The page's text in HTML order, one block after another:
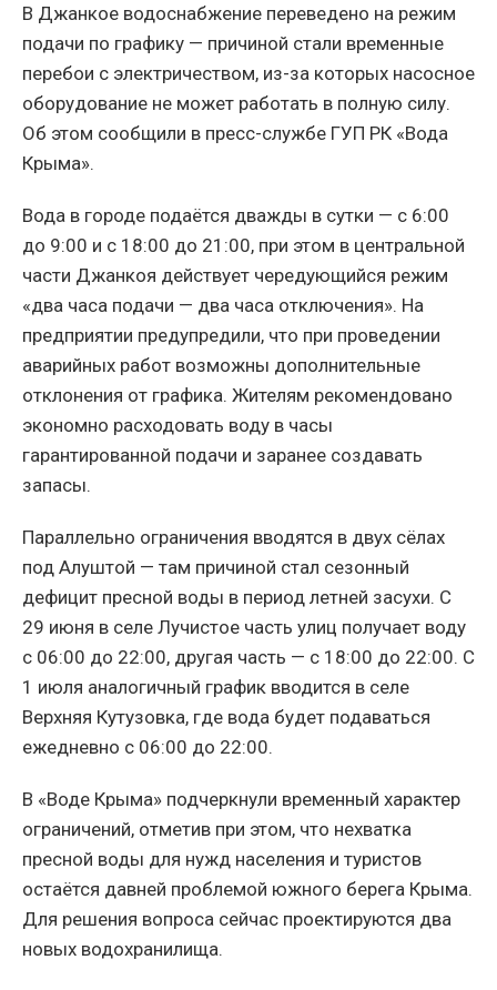
В Джанкое водоснабжение переведено на режим
подачи по графику — причиной стали временные
перебои с электричеством, из-за которых насосное
оборудование не может работать в полную силу.
Об этом сообщили в пресс-службе ГУП РК «Вода
Крыма».
Вода в городе подаётся дважды в сутки — с 6:00
до 9:00 и с 18:00 до 21:00, при этом в центральной
части Джанкоя действует чередующийся режим
«два часа подачи — два часа отключения». На
предприятии предупредили, что при проведении
аварийных работ возможны дополнительные
отклонения от графика. Жителям рекомендовано
экономно расходовать воду в часы
гарантированной подачи и заранее создавать
запасы.
Параллельно ограничения вводятся в двух сёлах
под Алуштой — там причиной стал сезонный
дефицит пресной воды в период летней засухи. С
29 июня в селе Лучистое часть улиц получает воду
с 06:00 до 22:00, другая часть — с 18:00 до 22:00. С
1 июля аналогичный график вводится в селе
Верхняя Кутузовка, где вода будет подаваться
ежедневно с 06:00 до 22:00.
В «Воде Крыма» подчеркнули временный характер
ограничений, отметив при этом, что нехватка
пресной воды для нужд населения и туристов
остаётся давней проблемой южного берега Крыма.
Для решения вопроса сейчас проектируются два
новых водохранилища.